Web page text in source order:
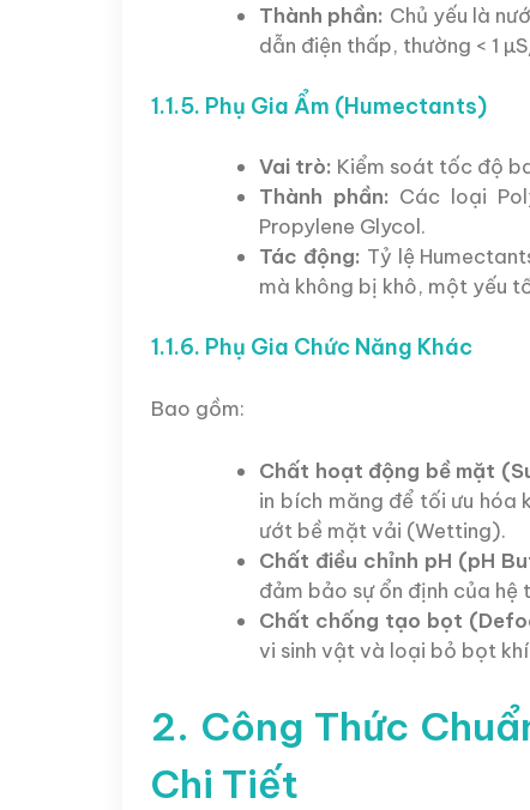
Thành phần: Chủ yếu là
dẫn điện thấp, thường < 1
1.1.5. Phụ Gia Ẩm (Humectants)
Vai trò: Kiểm soát tốc độ
Thành phần: Các loại
Propylene Glycol.
Tác động: Tỷ lệ
mà không bị khô, một yếu
1.1.6. Phụ Gia Chức Năng Khác
Bao gồm:
Chất hoạt động bề mặt
in bích măng để tối ưu hóa
ướt bề mặt vải (Wetting).
Chất điều chỉnh pH (pH
đảm bảo sự ổn định của hệ
Chất chống tạo bọt
vi sinh vật và loại bỏ bọt
2. Công Thức
Chi Tiết